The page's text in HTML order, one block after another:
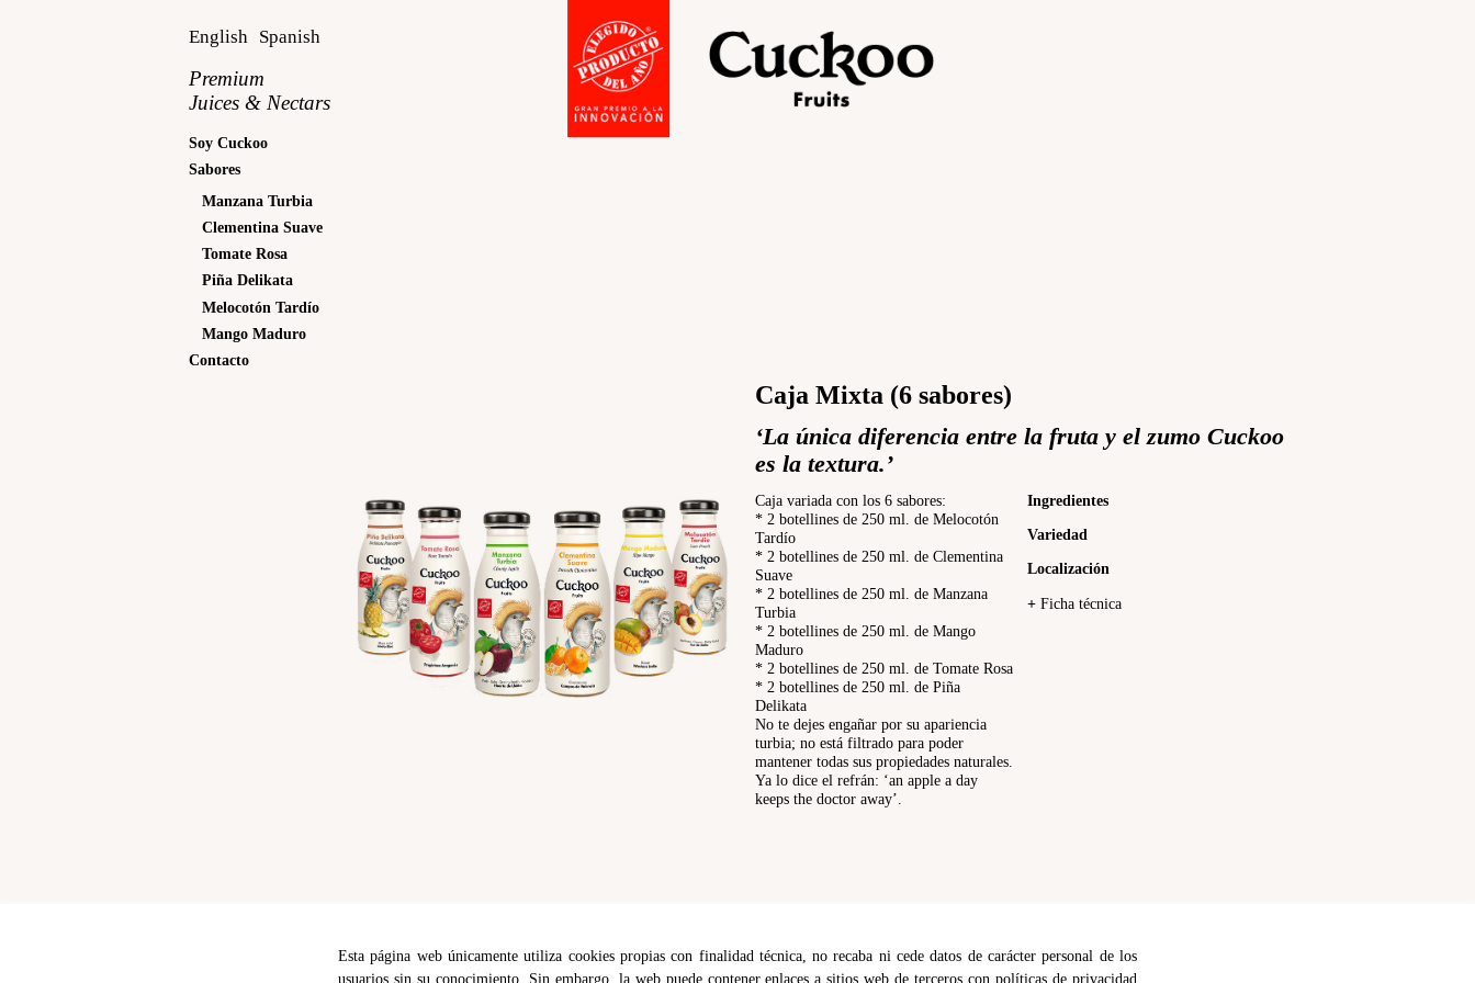
English Spanish
Premium
Juices & Nectars
Soy Cuckoo
Sabores
Manzana Turbia
Clementina Suave
Tomate Rosa
Piña Delikata
Melocotón Tardío
Mango Maduro
Contacto
Caja Mixta (6 sabores)
‘La única diferencia entre la fruta y el zumo Cuckoo
es la textura.’
Caja variada con los 6 sabores:
* 2 botellines de 250 ml. de Melocotón
Tardío
* 2 botellines de 250 ml. de Clementina
Suave
* 2 botellines de 250 ml. de Manzana
Turbia
* 2 botellines de 250 ml. de Mango
Maduro
* 2 botellines de 250 ml. de Tomate Rosa
* 2 botellines de 250 ml. de Piña
Delikata
No te dejes engañar por su apariencia
turbia; no está filtrado para poder
mantener todas sus propiedades naturales.
Ya lo dice el refrán: ‘an apple a day
keeps the doctor away’.
Ingredientes
Variedad
Localización
+Ficha técnica
Esta página web únicamente utiliza cookies propias con finalidad técnica, no recaba ni cede datos de carácter personal de los
usuarios sin su conocimiento. Sin embargo, la web puede contener enlaces a sitios web de terceros con políticas de privacidad